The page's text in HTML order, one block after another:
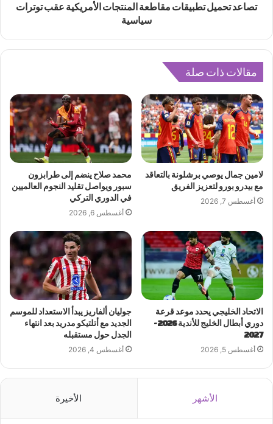
تصاعد تحميل تطبيقات مقاطعة المنتجات الأمريكية عقب توترات
سياسية
مقالات ذات صلة
لامين جمال يوصي برشلونة بالتعاقد
مع بيدرو بورو لتعزيز الفريق
أغسطس 7, 2026
محمد صلاح ينضم إلى طرابزون
سبور ويواصل تقليد النجوم العالميين
في الدوري التركي
أغسطس 6, 2026
الاتحاد الخليجي يحدد موعد قرعة
دوري أبطال الخليج للأندية 2026-
2027
أغسطس 5, 2026
جوليان ألفاريز يبدأ الاستعداد للموسم
الجديد مع أتلتيكو مدريد بعد انتهاء
الجدل حول مستقبله
أغسطس 4, 2026
الأشهر الأخيرة